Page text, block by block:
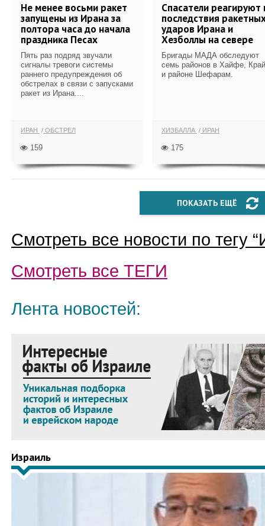
Не менее восьми ракет
запущены из Ирана за
полтора часа до начала
праздника Песах
Пять раз подряд звучали
сигналы тревоги системы
раннего предупреждения об
обстрелах в связи с запусками
ракет из Ирана....
ИРАН ОБСТРЕЛ
159
Спасатели реагируют
последствия
ударов Ирана и
Хезболлы на севере
Бригады МАДА обследуют
семь районов в Хайфе,
и районе Шефарам.
ХИЗБАЛЛА ИРАН
175
ПОКАЗАТЬ ЕЩЁ
Смотреть все новости по тегу “
Смотреть все ТЕГИ
Лента новостей:
Израиль